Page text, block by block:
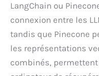
LangChain ou
connexion entre les
tandis que Pinecone
les représentations
combinés,